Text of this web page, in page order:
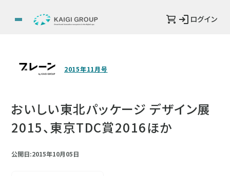
ログイン
2015年11月号
おいしい東北パッケージ デザイン展
2015、東京TDC賞2016ほか
公開日:2015年10月05日